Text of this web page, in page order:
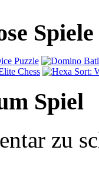
Spiel
zu